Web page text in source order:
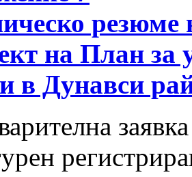
на План за
в Дунавси